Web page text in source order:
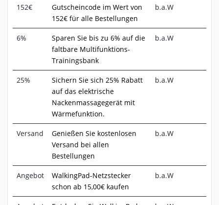
152€
Gutscheincode im Wert von
152€ für alle Bestellungen
b.a.W
6%
Sparen Sie bis zu 6% auf die
faltbare Multifunktions-
Trainingsbank
b.a.W
25%
Sichern Sie sich 25% Rabatt
auf das elektrische
Nackenmassagegerät mit
Wärmefunktion.
b.a.W
Versand
Genießen Sie kostenlosen
Versand bei allen
Bestellungen
b.a.W
Angebot
WalkingPad-Netzstecker
schon ab 15,00€ kaufen
b.a.W